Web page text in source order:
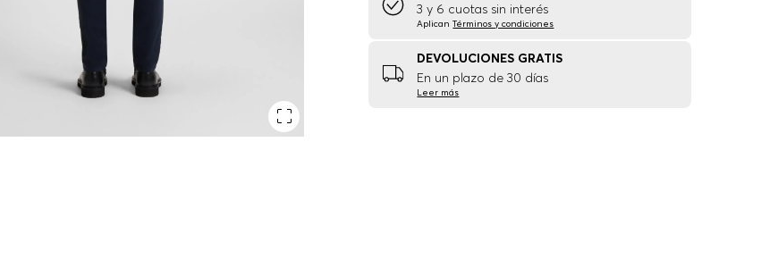
3 y 6 cuotas sin interés
AplicanTérminos y condiciones
DEVOLUCIONES GRATIS
En un plazo de 30 días
Leer más